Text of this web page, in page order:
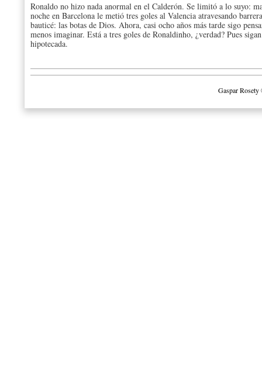
Ronaldo no hizo nada anormal en el Calderón. Se limitó a lo suyo:
noche en Barcelona le metió tres goles al Valencia atravesando
bauticé: las botas de Dios. Ahora, casi ocho años más tarde sigo
menos imaginar. Está a tres goles de Ronaldinho, ¿verdad? Pues
hipotecada.
Gaspar